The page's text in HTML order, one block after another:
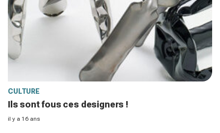
CULTURE
Ils sont fous ces designers !
il y a 16 ans